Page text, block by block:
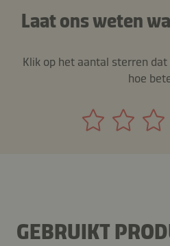
Laat ons weten
Klik op het aantal sterren
hoe
GEBRUIKT